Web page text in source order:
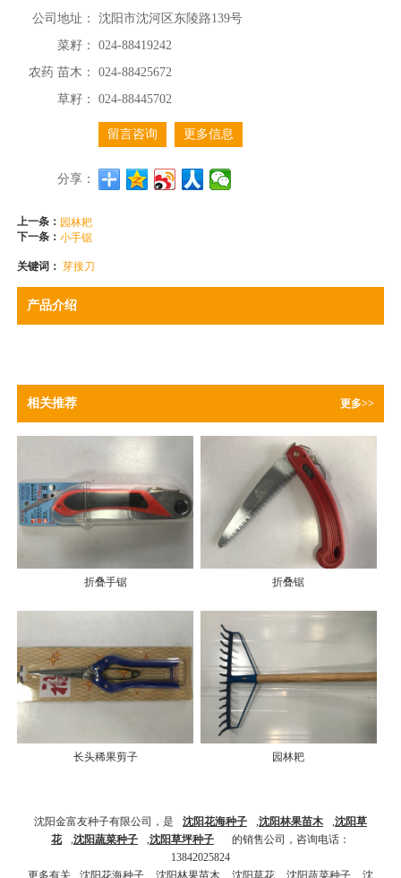
公司地址：
沈阳市沈河区东陵路139号
菜籽：
024-88419242
农药 苗木：
024-88425672
草籽：
024-88445702
留言咨询 更多信息
分享：
上一条： 园林耙
下一条：小手锯
关键词：芽接刀
产品介绍
相关推荐 更多>>
折叠手锯 折叠锯
长头稀果剪子 园林耙
沈阳金富友种子有限公司，是 沈阳花海种子 沈阳林果苗木
沈阳草
花
沈阳蔬菜种子 沈阳草坪种子
的销售公司，咨询电话：
13842025824
更多有关
沈阳花海种子 沈阳林果苗木 沈阳草花 沈阳蔬菜种子 沈